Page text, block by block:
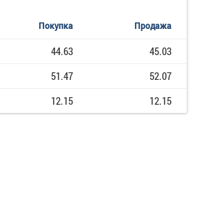
Покупка Продажа
44.63
45.03
51.47
52.07
12.15 12.15